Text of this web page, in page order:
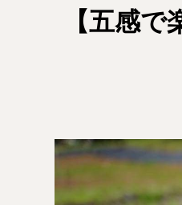
【五感